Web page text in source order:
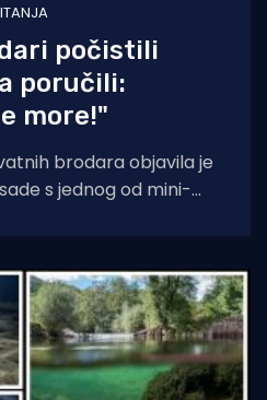
počistili
poručili:
more!"
brodara objavila je
s jednog od mini-